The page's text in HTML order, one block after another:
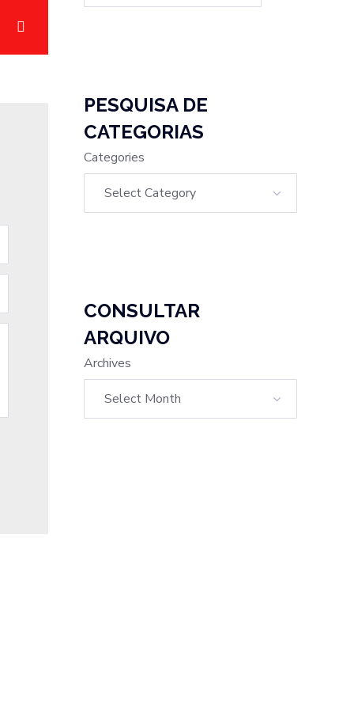
PESQUISA DE
CATEGORIAS
Categories
CONSULTAR
ARQUIVO
Archives